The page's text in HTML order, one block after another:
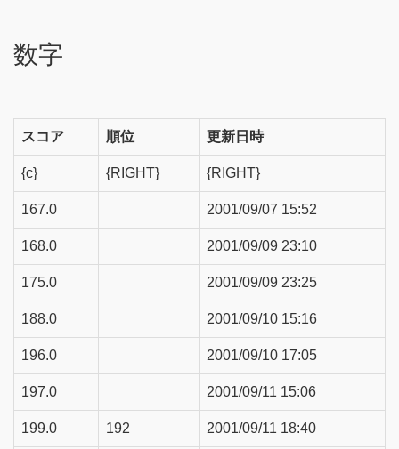
数字
スコア 順位 更新日時
{c} {RIGHT} {RIGHT}
167.0 2001/09/07 15:52
168.0 2001/09/09 23:10
175.0 2001/09/09 23:25
188.0 2001/09/10 15:16
196.0 2001/09/10 17:05
197.0 2001/09/11 15:06
199.0 192 2001/09/11 18:40